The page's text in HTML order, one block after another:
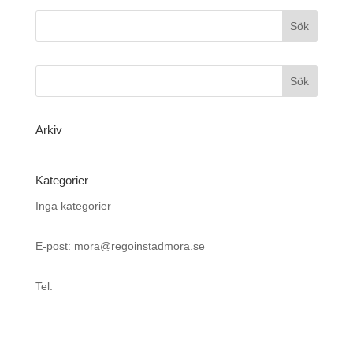
Arkiv
Kategorier
Inga kategorier
E-post: mora@regoinstadmora.se
Tel: